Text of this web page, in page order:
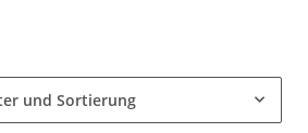
und Sortierung